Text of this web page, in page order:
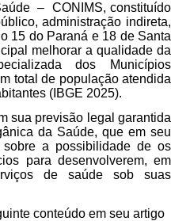
– CONIMS, constituído
administração indireta,
15 do Paraná e 18 de Santa
melhorar a qualidade da
dos Municípios
total de população atendida
(IBGE 2025).
sua previsão legal garantida
da Saúde, que em seu
a possibilidade de os
para desenvolverem, em
de saúde sob suas
conteúdo em seu artigo